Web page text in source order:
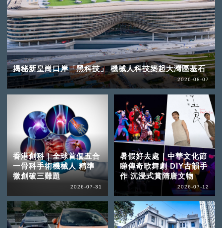
揭秘新皇崗口岸「黑科技」 機械人科技築起大灣區基石
2026-08-07
香港創科｜全球首個五合
一骨科手術機械人 精準
微創破三難題
2026-07-31
暑假好去處｜中華文化節
睇傳奇歌舞劇 DIY古韻手
作 沉浸式賞隋唐文物
2026-07-12